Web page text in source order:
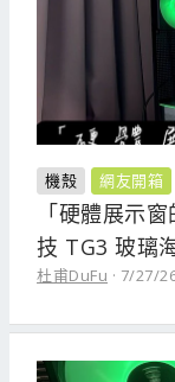
機殼 網友開箱
「硬體展示
技 TG3 玻璃
杜甫DuFu 7/27/